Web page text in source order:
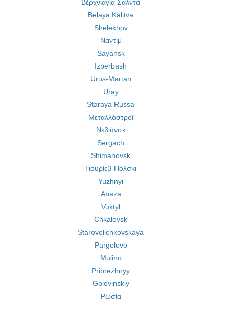
Βέρχνιαγια Σαλντά
Belaya Kalitva
Shelekhov
Ναντίμ
Sayansk
Izberbash
Urus-Martan
Uray
Staraya Russa
Μεταλλόστροϊ
Νεβιάνσκ
Sergach
Shimanovsk
Γιουρίεβ-Πόλσκι
Yuzhnyi
Abaza
Vuktyl
Chkalovsk
Starovelichkovskaya
Pargolovo
Mulino
Pribrezhnyy
Golovinskiy
Ρωσία